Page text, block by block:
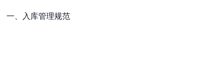
一、入库管理规范